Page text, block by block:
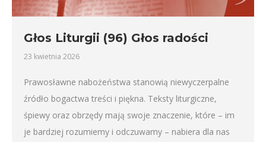
Głos Liturgii (96) Głos radości
23 kwietnia 2026
Prawosławne nabożeństwa stanowią niewyczerpalne
źródło bogactwa treści i piękna. Teksty liturgiczne,
śpiewy oraz obrzędy mają swoje znaczenie, które – im
je bardziej rozumiemy i odczuwamy – nabiera dla nas